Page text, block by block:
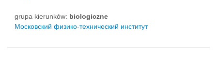
grupa kierunków: biologiczne
Московский физико-технический институт